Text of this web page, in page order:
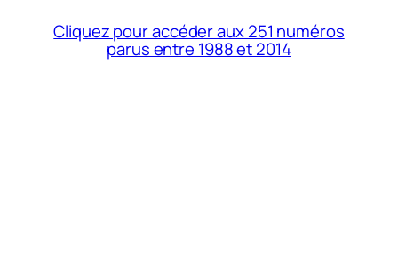
Cliquez pour accéder aux 251 numéros
parus entre 1988 et 2014